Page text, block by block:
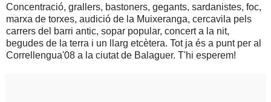
Concentració, grallers, bastoners, gegants, sardanistes, foc,
marxa de torxes, audició de la Muixeranga, cercavila pels
carrers del barri antic, sopar popular, concert a la nit,
begudes de la terra i un llarg etcètera. Tot ja és a punt per al
Correllengua'08 a la ciutat de Balaguer. T'hi esperem!